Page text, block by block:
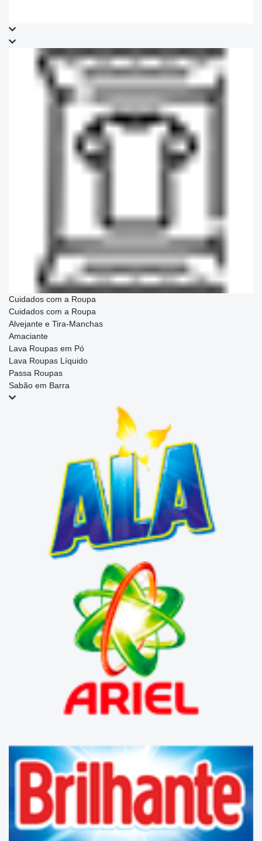
Cuidados com a Roupa
Cuidados com a Roupa
Alvejante e Tira-Manchas
Amaciante
Lava Roupas em Pó
Lava Roupas Líquido
Passa Roupas
Sabão em Barra